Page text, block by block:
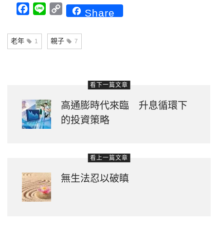
Facebook
Line CopyShare
老年 1 親子 7
看下一篇文章
高通膨時代來臨 升息循環下
的投資策略
看上一篇文章
無生法忍以破瞋